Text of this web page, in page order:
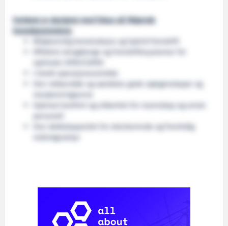
Fartøyet er designet med fokus på følgende
hovedparametere:
Miljøvennlig konstruksjon og hybrid fremdrift
Effektivt skrogdesign og fremdriftssystemer for
optimale OPEX/CAPEX
t bredt operasjonsområde
Stor rekkevidde og særdeles gode sjøegenskaper og
manøvreringsevne
Optimal komfort og sikkerhet for mannskap og annet
Stor dekkskapasitet for eksisterende og fremtidig
redningsutstyr